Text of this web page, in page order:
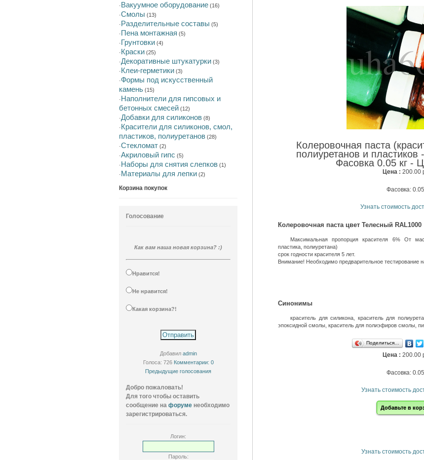
Колеровочная паста
полиуретанов и пластиков
Цена : 200.00
Фасовка: 0.05
Узнать стоимость
Колеровочная паста цвет Телесный RAL1000
Максимальная пропорция красителя 6% От
пластика, полиуретана)
срок годности красителя 5 лет.
Внимание! Необходимо предварительное тестирование
Синонимы
краситель для силикона, краситель для
эпоксидной смолы, краситель для полиэфиров смолы,
Поделиться…
Цена : 200.00
Фасовка: 0.05
Узнать стоимость
Добавьте в
Узнать стоимость
·Вакуумное оборудование (16)
·Смолы (13)
·Разделительные составы (5)
·Пена монтажная (5)
·Грунтовки (4)
·Краски (25)
·Декоративные штукатурки (3)
·Клеи-герметики (3)
·Формы под искусственный
камень (15)
·Наполнители для гипсовых и
бетонных смесей (12)
·Добавки для силиконов (8)
·Красители для силиконов, смол,
пластиков, полиуретанов (28)
·Стекломат (2)
·Акриловый гипс (5)
·Наборы для снятия слепков (1)
·Материалы для лепки (2)
Корзина покупок
Голосование
Как вам наша новая корзина? :)
Нравится!
Не нравится!
Какая корзина?!
Добавил admin
Голоса: 726 Комментарии: 0
Предыдущие голосования
Добро пожаловать!
Для того чтобы оставить
сообщение на форуме необходимо
зарегистрироваться.
Логин:
Пароль: